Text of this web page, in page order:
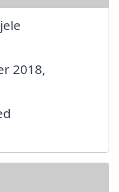
2018,